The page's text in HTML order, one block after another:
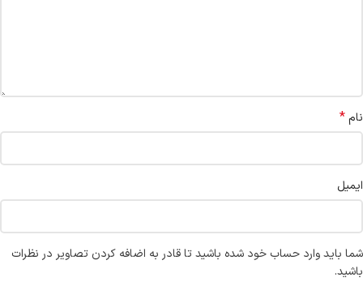
نام*
ایمیل
شما باید وارد حساب خود شده باشید تا قادر به اضافه کردن تصاویر در نظرات
باشید.